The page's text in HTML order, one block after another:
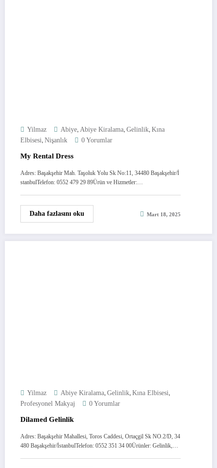
Yilmaz Abiye, Abiye Kiralama, Gelinlik, Kına
Elbisesi, Nişanlık 0 Yorumlar
My Rental Dress
Adres: Başakşehir Mah. Taşoluk Yolu Sk No:11, 34480 Başakşehir/İ
stanbulTelefon: 0552 479 29 89Ürün ve Hizmetler:…
Daha fazlasını oku Mart 18, 2025
Yilmaz Abiye Kiralama, Gelinlik, Kına Elbisesi,
Profesyonel Makyaj 0 Yorumlar
Dilamed Gelinlik
Adres: Başakşehir Mahallesi, Toros Caddesi, Ortaçgil Sk NO.2/D, 34
480 Başakşehir/İstanbulTelefon: 0552 351 34 00Ürünler: Gelinlik,…